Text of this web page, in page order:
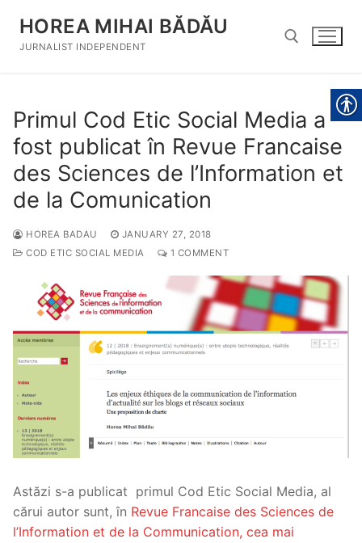
content
HOREA MIHAI BĂDĂU
JURNALIST INDEPENDENT
Primul Cod Etic Social Media a
fost publicat în Revue Francaise
des Sciences de l’Information et
de la Comunication
HOREA BADAU
JANUARY 27, 2018
COD ETIC SOCIAL MEDIA
1 COMMENT
Astăzi s-a publicat primul Cod Etic Social Media, al
cărui autor sunt, în Revue Francaise des Sciences de
l’Information et de la Communication, cea mai